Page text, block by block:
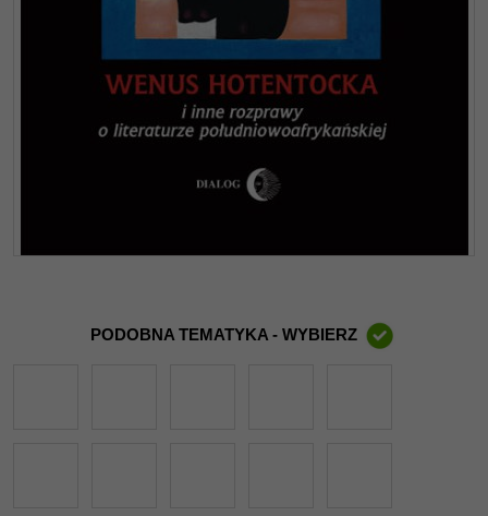
PODOBNA TEMATYKA - WYBIERZ